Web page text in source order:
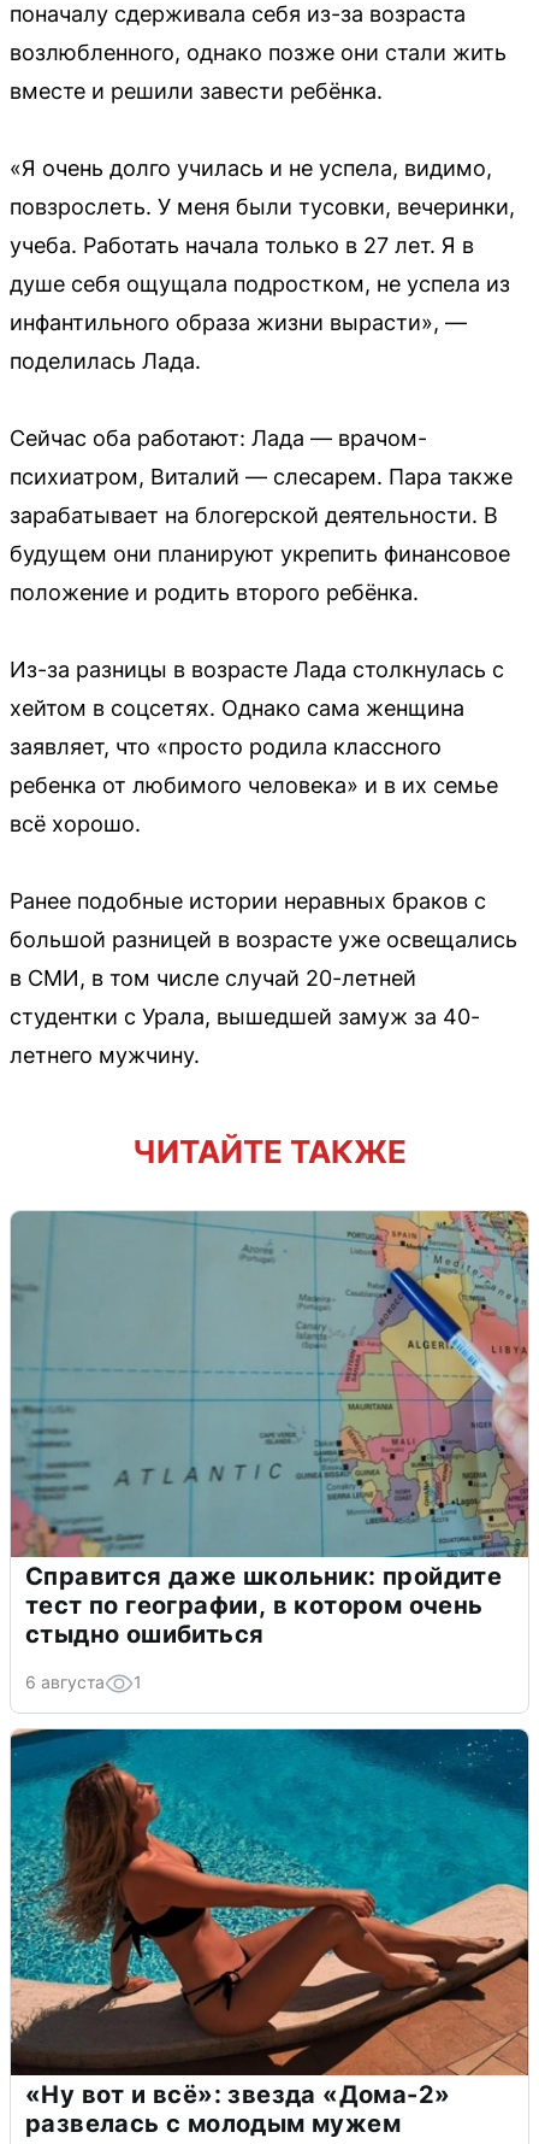
поначалу сдерживала себя из-за возраста
возлюбленного, однако позже они стали жить
вместе и решили завести ребёнка.
«Я очень долго училась и не успела, видимо,
повзрослеть. У меня были тусовки, вечеринки,
учеба. Работать начала только в 27 лет. Я в
душе себя ощущала подростком, не успела из
инфантильного образа жизни вырасти», —
поделилась Лада.
Сейчас оба работают: Лада — врачом-
психиатром, Виталий — слесарем. Пара также
зарабатывает на блогерской деятельности. В
будущем они планируют укрепить финансовое
положение и родить второго ребёнка.
Из-за разницы в возрасте Лада столкнулась с
хейтом в соцсетях. Однако сама женщина
заявляет, что «просто родила классного
ребенка от любимого человека» и в их семье
всё хорошо.
Ранее подобные истории неравных браков с
большой разницей в возрасте уже освещались
в СМИ, в том числе случай 20-летней
студентки с Урала, вышедшей замуж за 40-
летнего мужчину.
ЧИТАЙТЕ ТАКЖЕ
Справится даже школьник: пройдите
тест по географии, в котором очень
стыдно ошибиться
6 августа 1
«Ну вот и всё»: звезда «Дома-2»
развелась с молодым мужем